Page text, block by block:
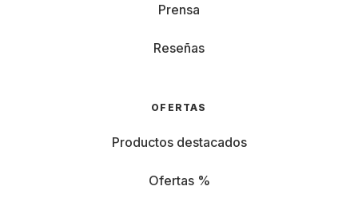
Prensa
Reseñas
OFERTAS
Productos destacados
Ofertas %